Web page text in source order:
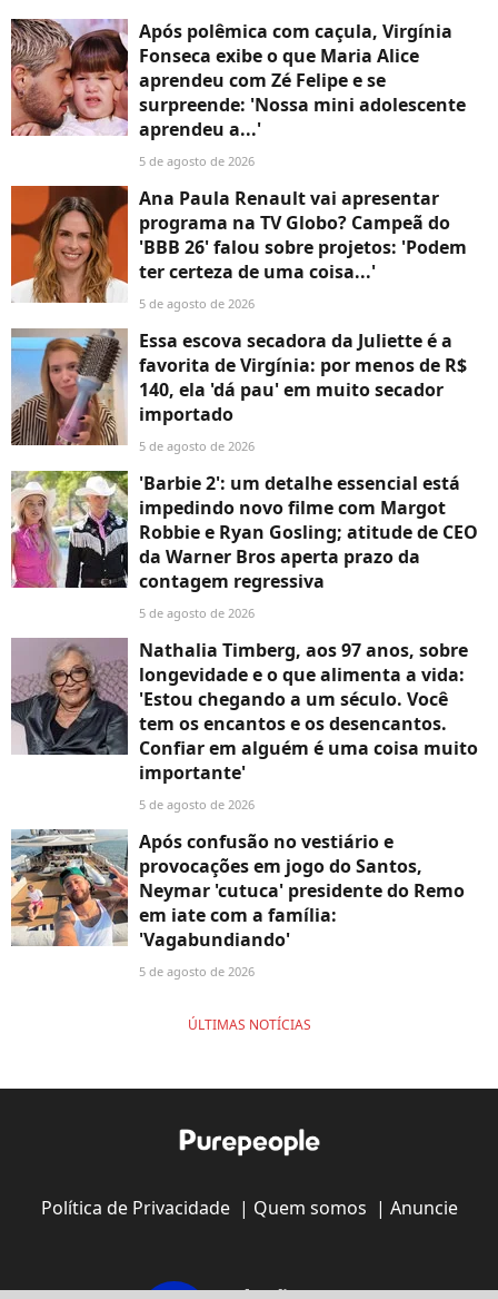
Após polêmica com caçula, Virgínia
Fonseca exibe o que Maria Alice
aprendeu com Zé Felipe e se
surpreende: 'Nossa mini adolescente
aprendeu a...'
5 de agosto de 2026
Ana Paula Renault vai apresentar
programa na TV Globo? Campeã do
'BBB 26' falou sobre projetos: 'Podem
ter certeza de uma coisa...'
5 de agosto de 2026
Essa escova secadora da Juliette é a
favorita de Virgínia: por menos de R$
140, ela 'dá pau' em muito secador
importado
5 de agosto de 2026
'Barbie 2': um detalhe essencial está
impedindo novo filme com Margot
Robbie e Ryan Gosling; atitude de CEO
da Warner Bros aperta prazo da
contagem regressiva
5 de agosto de 2026
Nathalia Timberg, aos 97 anos, sobre
longevidade e o que alimenta a vida:
'Estou chegando a um século. Você
tem os encantos e os desencantos.
Confiar em alguém é uma coisa muito
importante'
5 de agosto de 2026
Após confusão no vestiário e
provocações em jogo do Santos,
Neymar 'cutuca' presidente do Remo
em iate com a família:
'Vagabundiando'
5 de agosto de 2026
ÚLTIMAS NOTÍCIAS
Política de Privacidade| Quem somos | Anuncie